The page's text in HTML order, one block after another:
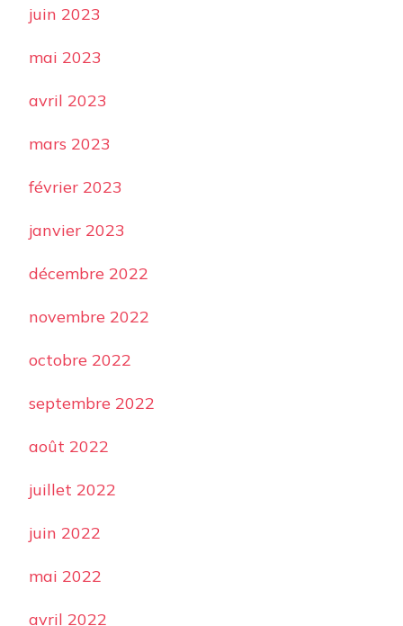
juin 2023
mai 2023
avril 2023
mars 2023
février 2023
janvier 2023
décembre 2022
novembre 2022
octobre 2022
septembre 2022
août 2022
juillet 2022
juin 2022
mai 2022
avril 2022